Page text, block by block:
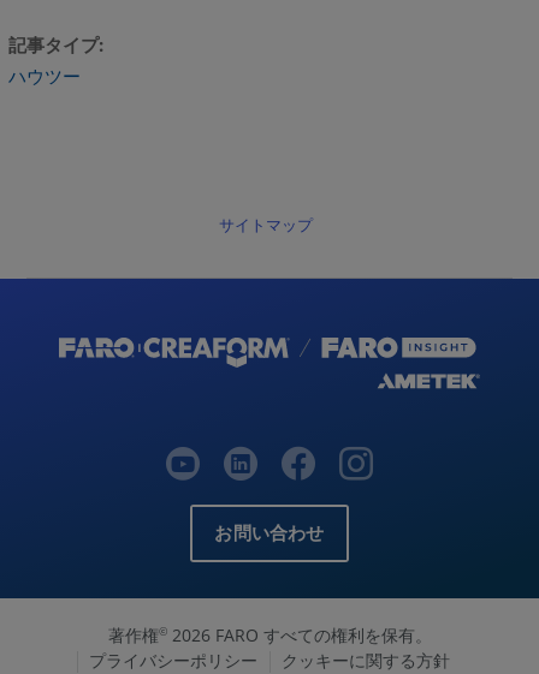
記事タイプ
ハウツー
サイトマップ
お問い合わせ
著作権©2026 FARO すべての権利を保有。
プライバシーポリシー
クッキーに関する方針